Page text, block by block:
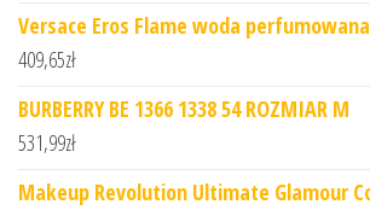
Versace Eros Flame woda
409,65zł
BURBERRY BE 1366 1338 54 ROZMIAR M
531,99zł
Makeup Revolution Ultimate Glamour